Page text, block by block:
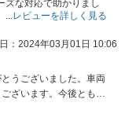
ズな対応で助かりまし
レビューを詳しく見る
：2024年03月01日 10:06
うございました。車両
ざいます。今後ともメ